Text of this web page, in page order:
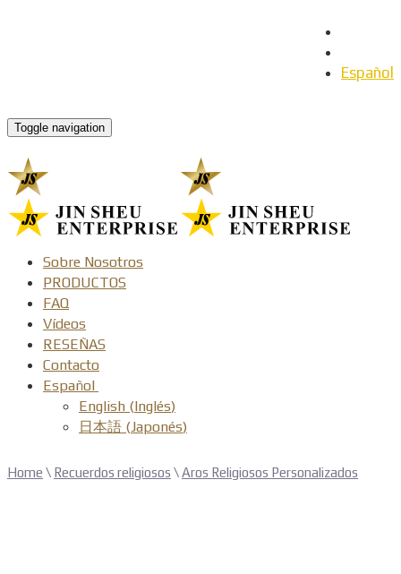
Español
Toggle navigation
Sobre Nosotros
PRODUCTOS
FAQ
Vídeos
RESEÑAS
Contacto
Español
English (Inglés)
日本語 (Japonés)
Home \ Recuerdos religiosos \Aros Religiosos Personalizados